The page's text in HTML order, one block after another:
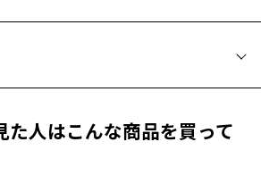
気に入りに追加済です。
に入りリストはこちら
ズの合計料金を知りたい方へ
１年間品質保証
「レンズ交換券」をお選びのうえ、
てレンズをお買い求めください。
ージ品では「レンズ交換券」はお選び
た人はこんな商品を買って